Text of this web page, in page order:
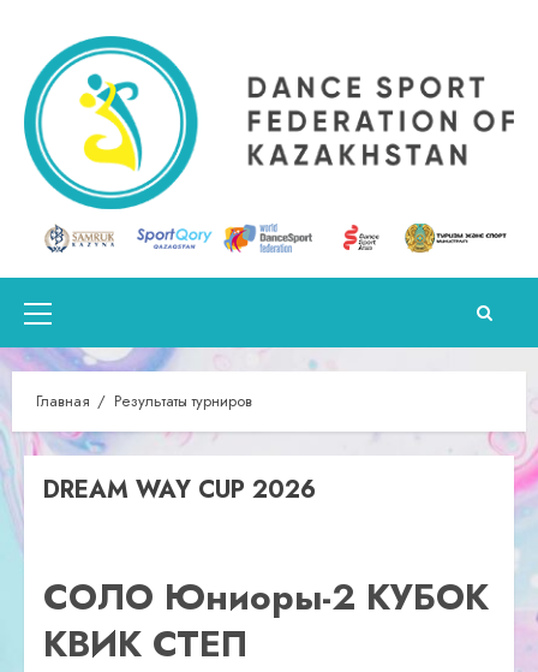
содержимому
Основное
меню
Главная Результаты турниров
DREAM WAY CUP 2026
СОЛО Юниоры-2 КУБОК
КВИК СТЕП